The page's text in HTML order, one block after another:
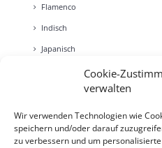
Cookie-
verwalten
Wir verwenden Technologien wie
speichern und/oder darauf
zu verbessern und um
Fla­men­co
Indisch
Japa­nisch
Latein­ame­ri­ka­nisch
Klez­mer
Rock